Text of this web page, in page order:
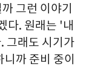
그런 이야기
다. 원래는 '내
그래도 시기가
까 준비 중이